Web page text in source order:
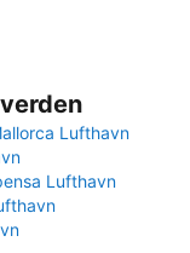
Lufthavn
Lufthavn